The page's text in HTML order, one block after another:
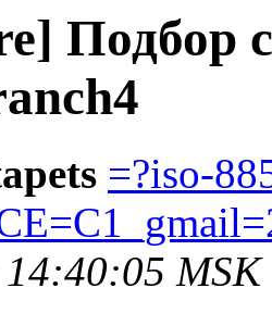
Подбор
=?iso-
MSK